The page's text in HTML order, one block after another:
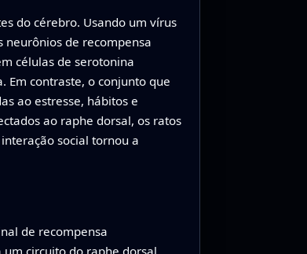
do cérebro. Usando um vírus
de recompensa
células de serotonina
Em contraste, o conjunto que
ao estresse, hábitos e
ao raphe dorsal, os ratos
social tornou a
de recompensa
circuito do raphe dorsal